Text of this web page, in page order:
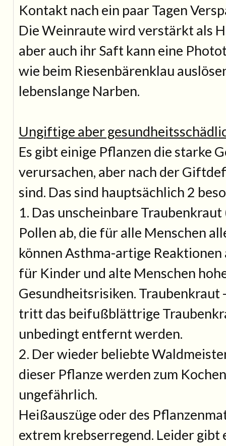
Kontakt nach ein paar Tagen
Die Weinraute wird verstärkt als
aber auch ihr Saft kann eine
wie beim Riesenbärenklau
lebenslange Narben.
Ungiftige aber
Es gibt einige Pflanzen die starke
verursachen, aber nach der
sind. Das sind hauptsächlich 2
1. Das unscheinbare
Pollen ab, die für alle Menschen
können Asthma-artige Reaktionen
für Kinder und alte Menschen
Gesundheitsrisiken. Traubenkraut
tritt das beifußblättrige
unbedingt entfernt werden.
2. Der wieder beliebte
dieser Pflanze werden zum
ungefährlich.
Heißauszüge oder des
extrem krebserregend. Leider gibt